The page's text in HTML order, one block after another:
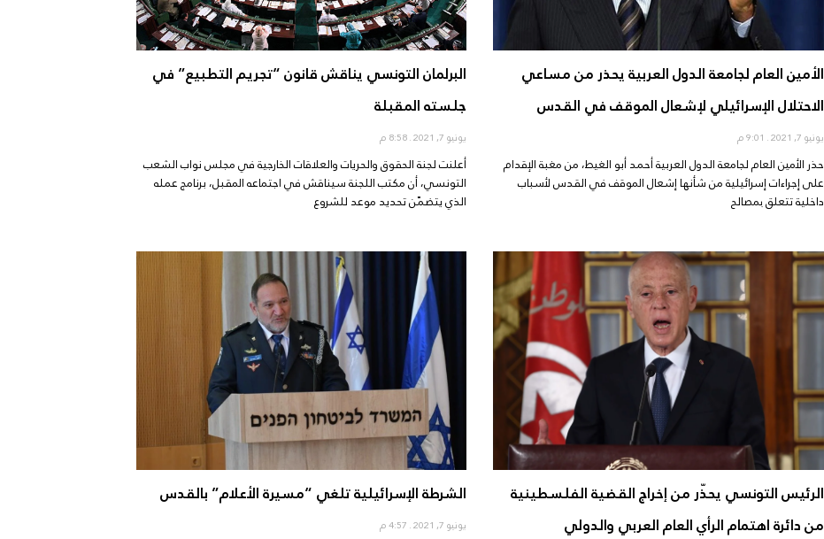
الأمين العام لجامعة الدول العربية يحذر من مساعي
الاحتلال الإسرائيلي لإشعال الموقف في القدس
يونيو 7, 2021
حذر الأمين العام لجامعة الدول العربية أحمد أبو الغيط، من مغبة الإقدام
على إجراءات إسرائيلية من شأنها إشعال الموقف في القدس لأسباب
داخلية تتعلق بمصالح
البرلمان التونسي يناقش قانون “تجريم التطبيع” في
جلسته المقبلة
يونيو 7, 2021
أعلنت لجنة الحقوق والحريات والعلاقات الخارجية في مجلس نواب الشعب
التونسي، أن مكتب اللجنة سيناقش في اجتماعه المقبل، برنامج عمله
الذي يتضمّن تحديد موعد للشروع
الرئيس التونسي يحذّر من إخراج القضية الفلسطينية
من دائرة اهتمام الرأي العام العربي والدولي
الشرطة الإسرائيلية تلغي “مسيرة الأعلام” بالقدس
يونيو 7, 2021